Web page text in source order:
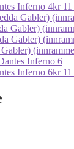
Inferno 4kr11
Gabler)
Inferno 6kr11